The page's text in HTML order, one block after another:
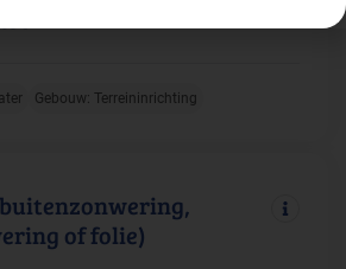
Gebouw: Terreininrichting
of folie)